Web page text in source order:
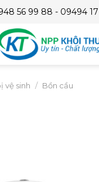
56 99 88 - 09494
vệ sinh / Bồn cầu